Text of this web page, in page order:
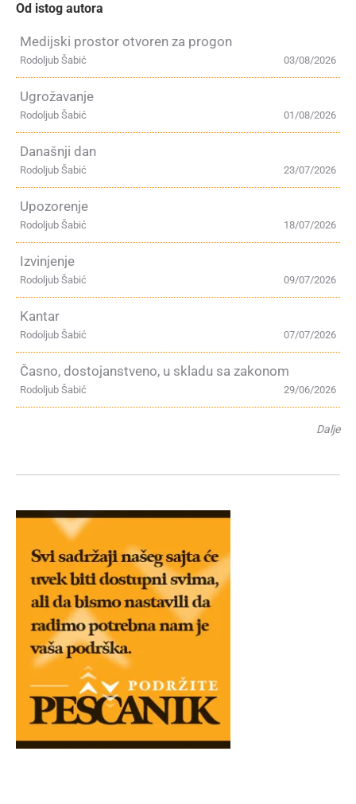
Od istog autora
Medijski prostor otvoren za progon
03/08/2026
Rodoljub Šabić
Ugrožavanje
01/08/2026
Rodoljub Šabić
Današnji dan
23/07/2026
Rodoljub Šabić
Upozorenje
18/07/2026
Rodoljub Šabić
Izvinjenje
09/07/2026
Rodoljub Šabić
Kantar
07/07/2026
Rodoljub Šabić
Časno, dostojanstveno, u skladu sa zakonom
29/06/2026
Rodoljub Šabić
Dalje